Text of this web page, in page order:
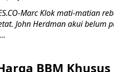
Marc Klok mati-matian
John Herdman akui belum
BBM Khusus